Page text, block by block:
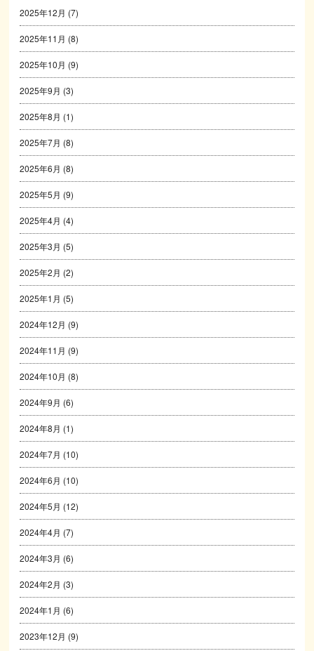
2025年12月 (7)
2025年11月 (8)
2025年10月 (9)
2025年9月 (3)
2025年8月 (1)
2025年7月 (8)
2025年6月 (8)
2025年5月 (9)
2025年4月 (4)
2025年3月 (5)
2025年2月 (2)
2025年1月 (5)
2024年12月 (9)
2024年11月 (9)
2024年10月 (8)
2024年9月 (6)
2024年8月 (1)
2024年7月 (10)
2024年6月 (10)
2024年5月 (12)
2024年4月 (7)
2024年3月 (6)
2024年2月 (3)
2024年1月 (6)
2023年12月 (9)